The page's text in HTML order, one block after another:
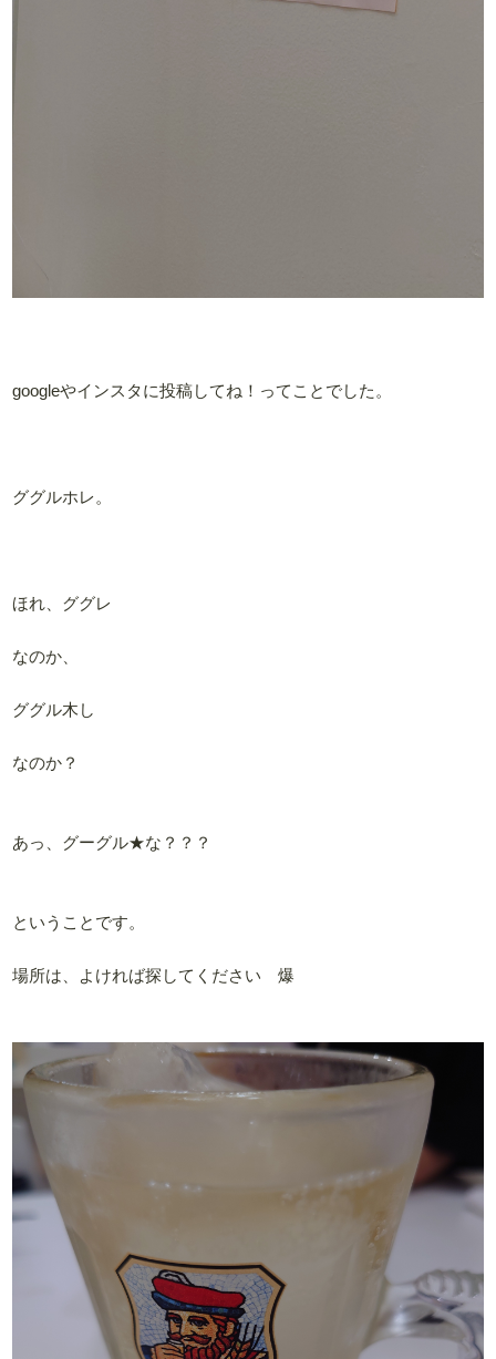
googleやインスタに投稿してね！ってことでした。
ググルホレ。
ほれ、ググレ
なのか、
ググル木し
なのか？
あっ、グーグル★な？？？
ということです。
場所は、よければ探してください 爆